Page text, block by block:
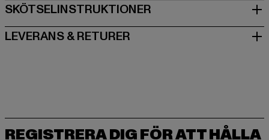
SKÖTSELINSTRUKTIONER
LEVERANS & RETURER
REGISTRERA DIG FÖR ATT HÅLLA